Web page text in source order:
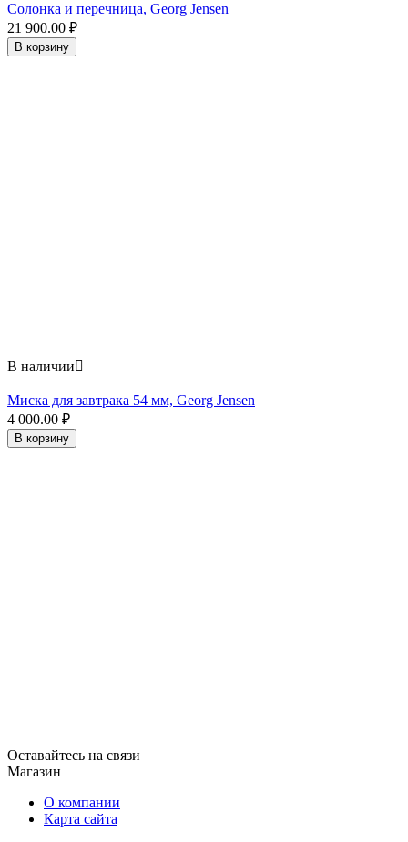
Солонка и перечница, Georg Jensen
21 900.00 ₽
В корзину
В наличии
Миска для завтрака 54 мм, Georg Jensen
4 000.00 ₽
В корзину
Оставайтесь на связи
Магазин
О компании
Карта сайта